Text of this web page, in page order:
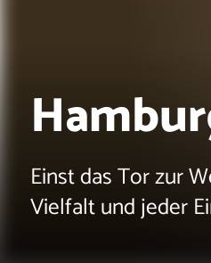
Einst das Tor zur
Vielfalt und jeder